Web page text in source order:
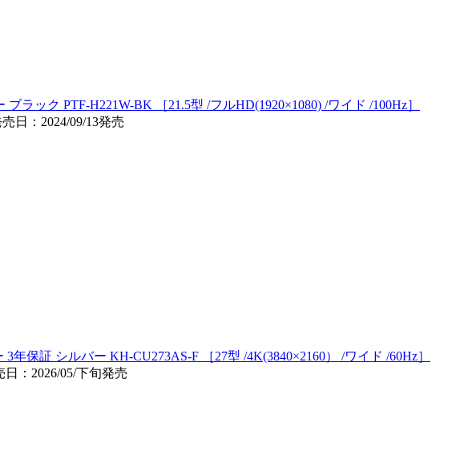
ブラック PTF-H221W-BK ［21.5型 /フルHD(1920×1080) /ワイド /100Hz］
日：2024/09/13発売
年保証 シルバー KH-CU273AS-F ［27型 /4K(3840×2160） /ワイド /60Hz］
日：2026/05/下旬発売